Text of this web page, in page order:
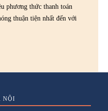
phương thức thanh toán
thuận tiện nhất đến với
NỘI